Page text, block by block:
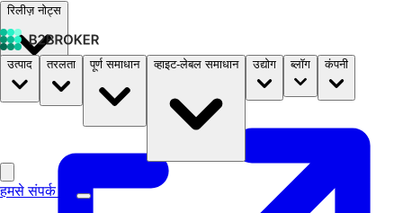
रिलीज़ नोट्स
दस्तावेज़ मूल्य निर्धारणB2STORE
उत्पाद तरलता पूर्ण समाधान व्हाइट-लेबल समाधान उद्योग ब्लॉग कंपनी
हमसे संपर्क करें